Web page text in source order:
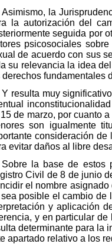
Asimismo, la
la autorización del
seguida por
psicosociales
de acuerdo con sus
su relevancia la idea
derechos fundamentales
Y resulta muy
de marzo, por cuanto
son igualmente
consideración
evitar daños al libre
Sobre la base de estos
Civil de 8 de junio
el nombre
posible el cambio de
y aplicación
y en particular
determinante para la
apartado relativo a los